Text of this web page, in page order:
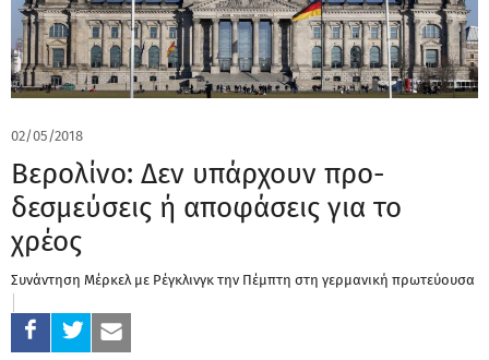
02/05/2018
Βερολίνο: Δεν υπάρχουν προ-
δεσμεύσεις ή αποφάσεις για το
χρέος
Συνάντηση Μέρκελ με Ρέγκλινγκ την Πέμπτη στη γερμανική πρωτεύουσα